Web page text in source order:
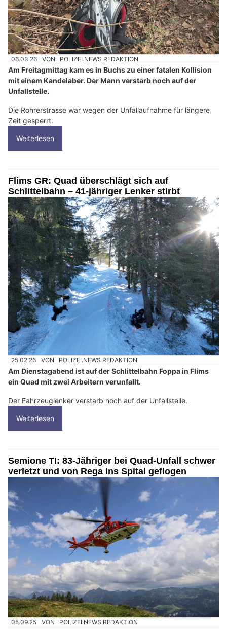
06.03.26 VON POLIZEI.NEWS REDAKTION
Am Freitagmittag kam es in Buchs zu einer fatalen Kollision
mit einem Kandelaber. Der Mann verstarb noch auf der
Unfallstelle.
Die Rohrerstrasse war wegen der Unfallaufnahme für längere
Zeit gesperrt.
Weiterlesen
Flims GR: Quad überschlägt sich auf
Schlittelbahn – 41-jähriger Lenker stirbt
25.02.26 VON POLIZEI.NEWS REDAKTION
Am Dienstagabend ist auf der Schlittelbahn Foppa in Flims
ein Quad mit zwei Arbeitern verunfallt.
Der Fahrzeuglenker verstarb noch auf der Unfallstelle.
Weiterlesen
Semione TI: 83-Jähriger bei Quad-Unfall schwer
verletzt und von Rega ins Spital geflogen
05.09.25 VON POLIZEI.NEWS REDAKTION